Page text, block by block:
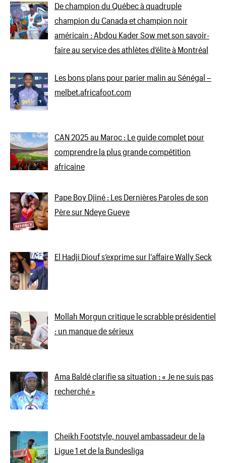
De champion du Québec à quadruple
champion du Canada et champion noir
américain : Abdou Kader Sow met son savoir-
faire au service des athlètes d’élite à Montréal
Les bons plans pour parier malin au Sénégal –
melbet.africafoot.com
CAN 2025 au Maroc : Le guide complet pour
comprendre la plus grande compétition
africaine
Pape Boy Djiné : Les Dernières Paroles de son
Père sur Ndeye Gueye
El Hadji Diouf s’exprime sur l’affaire Wally Seck
Mollah Morgun critique le scrabble présidentiel
: un manque de sérieux
Ama Baldé clarifie sa situation : « Je ne suis pas
recherché »
Cheikh Footstyle, nouvel ambassadeur de la
Ligue 1 et de la Bundesliga